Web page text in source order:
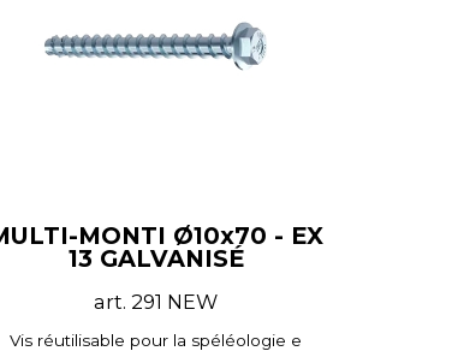
MONTI Ø10x70 - EX
13 GALVANISÉ
art. 291 NEW
Vis réutilisable pour la spéléologie e